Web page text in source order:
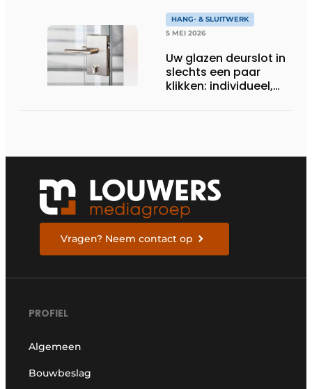
HANG- & SLUITWERK
5 MEI 2026
Uw glazen deurslot in
slechts een paar
klikken: individueel,
Vragen? Neem contact op
PROFIEL
Algemeen
Bouwbeslag